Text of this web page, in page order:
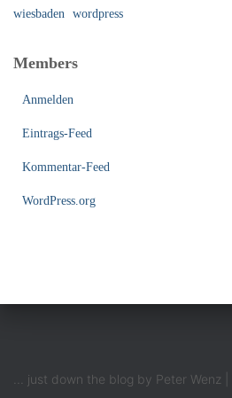
wiesbaden wordpress
Members
Anmelden
Eintrags-Feed
Kommentar-Feed
WordPress.org
... just down the blog by Peter Wenz |